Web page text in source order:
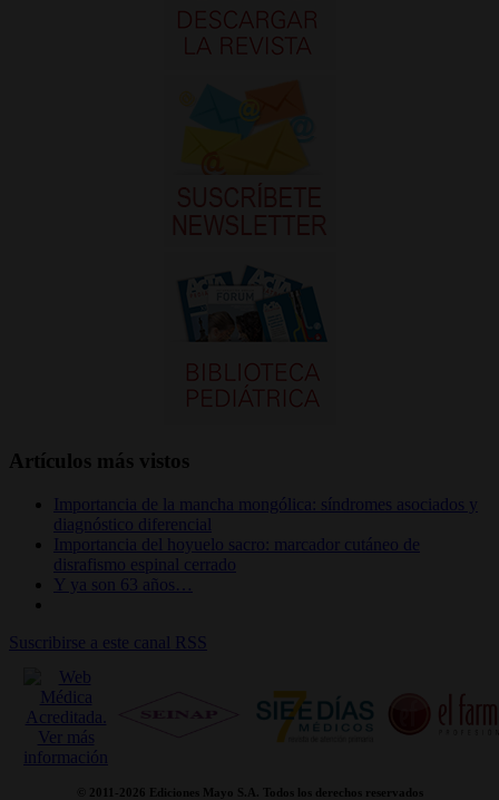
Artículos más vistos
Importancia de la mancha mongólica: síndromes asociados y
diagnóstico diferencial
Importancia del hoyuelo sacro: marcador cutáneo de
disrafismo espinal cerrado
Y ya son 63 años…
Suscribirse a este canal RSS
© 2011- 2026 Ediciones Mayo S.A. Todos los derechos reservados